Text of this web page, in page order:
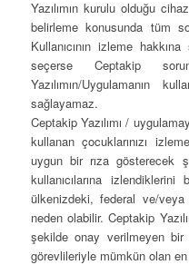
Yazılımın kurulu olduğu
belirleme konusunda tüm
Kullanıcının izleme
seçerse Ceptakip
Yazılımın/Uygulamanın
sağlayamaz.
Ceptakip Yazılımı /
kullanan çocuklarınızı
uygun bir rıza gösterecek
kullanıcılarına izlendiklerini
ülkenizdeki, federal ve/veya
neden olabilir. Ceptakip
şekilde onay verilmeyen bir
görevlileriyle mümkün olan